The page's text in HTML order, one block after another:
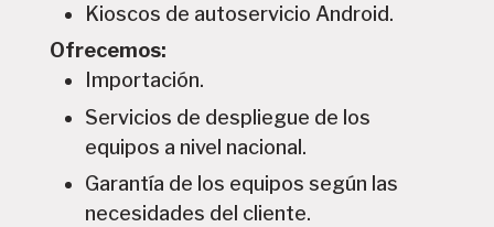
Kioscos de autoservicio Android.
Ofrecemos:
Importación.
Servicios de despliegue de los
equipos a nivel nacional.
Garantía de los equipos según las
necesidades del cliente.